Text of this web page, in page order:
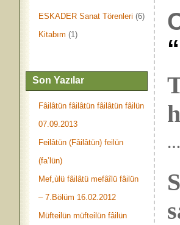
ESKADER Sanat Törenleri (6)
Kitabım (1)
Son Yazılar
Fâilâtün fâilâtün fâilâtün fâilün
07.09.2013
Feilâtün (Fâilâtün) feilün
(fa’lün)
Mef,ùlü fâilâtü mefâîlü fâilün
– 7.Bölüm 16.02.2012
Müfteilün müfteilün fâilün